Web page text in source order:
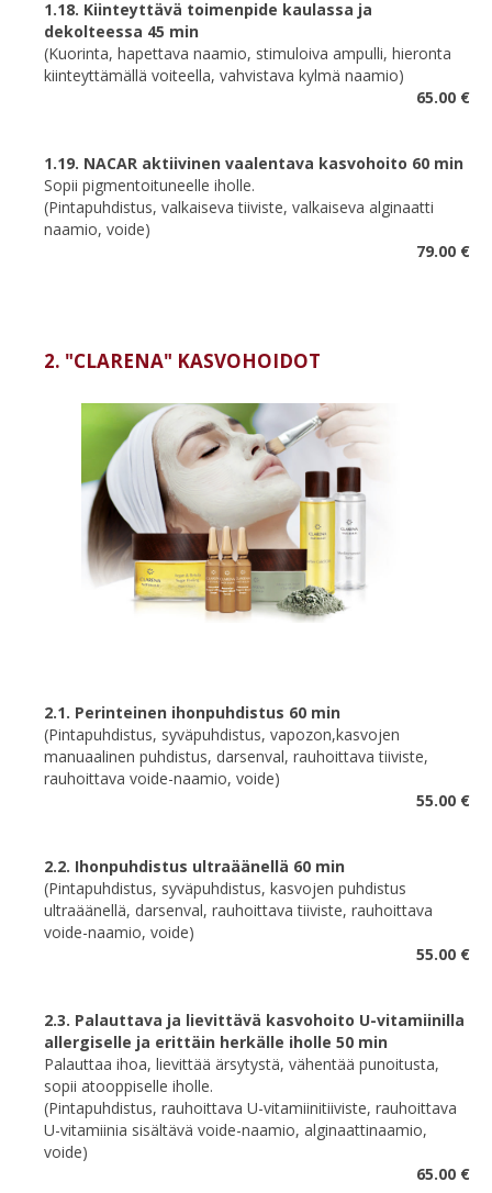
1.18. Kiinteyttävä toimenpide kaulassa ja
dekolteessa 45 min
(Kuorinta, hapettava naamio, stimuloiva ampulli, hieronta
kiinteyttämällä voiteella, vahvistava kylmä naamio)
65.00 €
1.19. NACAR aktiivinen vaalentava kasvohoito 60 min
Sopii pigmentoituneelle iholle.
(Pintapuhdistus, valkaiseva tiiviste, valkaiseva alginaatti
naamio, voide)
79.00 €
2. "CLARENA" KASVOHOIDOT
2.1. Perinteinen ihonpuhdistus 60 min
(Pintapuhdistus, syväpuhdistus, vapozon,kasvojen
manuaalinen puhdistus, darsenval, rauhoittava tiiviste,
rauhoittava voide-naamio, voide)
55.00 €
2.2. Ihonpuhdistus ultraäänellä 60 min
(Pintapuhdistus, syväpuhdistus, kasvojen puhdistus
ultraäänellä, darsenval, rauhoittava tiiviste, rauhoittava
voide-naamio, voide)
55.00 €
2.3. Palauttava ja lievittävä kasvohoito U-vitamiinilla
allergiselle ja erittäin herkälle iholle 50 min
Palauttaa ihoa, lievittää ärsytystä, vähentää punoitusta,
sopii atooppiselle iholle.
(Pintapuhdistus, rauhoittava U-vitamiinitiiviste, rauhoittava
U-vitamiinia sisältävä voide-naamio, alginaattinaamio,
voide)
65.00 €